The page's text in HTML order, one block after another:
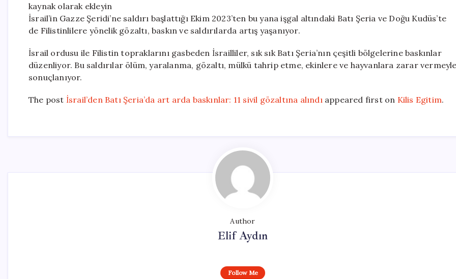
kaynak olarak ekleyin
İsrail’in Gazze Şeridi’ne saldırı başlattığı Ekim 2023’ten bu yana işgal altındaki Batı Şeria ve Doğu Kudüs’te
de Filistinlilere yönelik gözaltı, baskın ve saldırılarda artış yaşanıyor.
İsrail ordusu ile Filistin topraklarını gasbeden İsrailliler, sık sık Batı Şeria’nın çeşitli bölgelerine baskınlar
düzenliyor. Bu saldırılar ölüm, yaralanma, gözaltı, mülkü tahrip etme, ekinlere ve hayvanlara zarar
sonuçlanıyor.
The post İsrail’den Batı Şeria’da art arda baskınlar: 11 sivil gözaltına alındıappeared first on Kilis Egitim.
Author
Elif Aydın
Follow Me